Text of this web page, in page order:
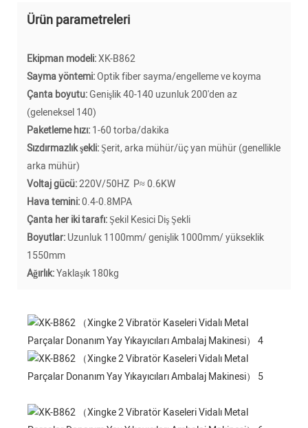
Ürün parametreleri
Ekipman modeli:XK-B862
Sayma yöntemi:Optik fiber sayma/engelleme ve koyma
Çanta boyutu:Genişlik 40-140 uzunluk 200'den az
(geleneksel 140)
Paketleme hızı:1-60 torba/dakika
Sızdırmazlık şekli:Şerit, arka mühür/üç yan mühür (genellikle
arka mühür)
Voltaj gücü:220V/50HZ P≈ 0.6KW
Hava temini:0.4-0.8MPA
Çanta her iki tarafı:Şekil Kesici Diş Şekli
Boyutlar:Uzunluk 1100mm/ genişlik 1000mm/ yükseklik
1550mm
Ağırlık:Yaklaşık 180kg